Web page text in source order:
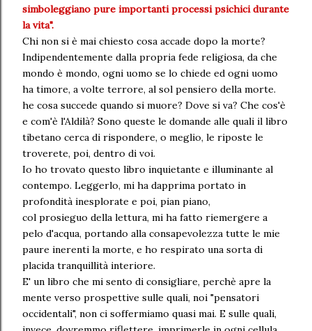
simboleggiano pure importanti processi psichici durante
la vita".
Chi non si è mai chiesto cosa accade dopo la morte?
Indipendentemente dalla propria fede religiosa, da che
mondo è mondo, ogni uomo se lo chiede ed ogni uomo
ha timore, a volte terrore, al sol pensiero della morte.
he cosa succede quando si muore? Dove si va? Che cos'è
e com'è l'Aldilà? Sono queste le domande alle quali il libro
tibetano cerca di rispondere, o meglio, le riposte le
troverete, poi, dentro di voi.
Io ho trovato questo libro inquietante e illuminante al
contempo. Leggerlo, mi ha dapprima portato in
profondità inesplorate e poi, pian piano,
col prosieguo della lettura, mi ha fatto riemergere a
pelo d'acqua, portando alla consapevolezza tutte le mie
paure inerenti la morte, e ho respirato una sorta di
placida tranquillità interiore.
E' un libro che mi sento di consigliare, perchè apre la
mente verso prospettive sulle quali, noi "pensatori
occidentali", non ci soffermiamo quasi mai. E sulle quali,